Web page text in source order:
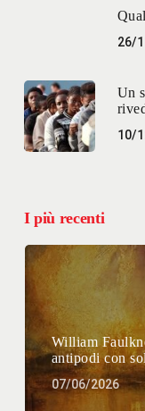
26/
Un
10/
I più recenti
William
antipodi con
07/06/2026